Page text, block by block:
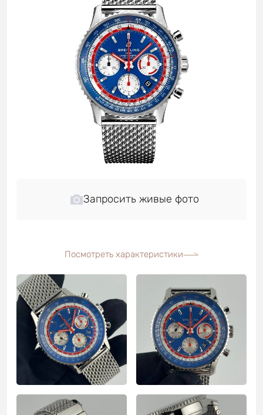
Запросить живые фото
Посмотреть характеристики